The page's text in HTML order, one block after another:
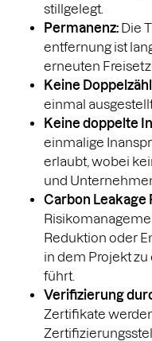
stillgelegt.
Permanenz: Die
entfernung ist
erneuten
Keine
einmal
Keine doppelte
einmalige
erlaubt, wobei
und
Carbon Leakage
Reduktion oder
in dem Projekt
führt.
Verifizierung
Zertifikate